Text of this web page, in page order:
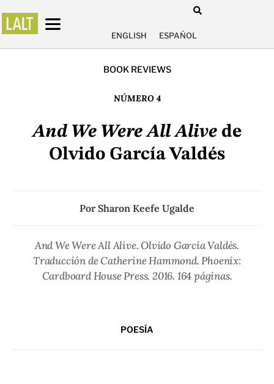
ENGLISH ESPAÑOL
BOOK REVIEWS
NÚMERO 4
And We Were All Alive de
Olvido García Valdés
PorSharon Keefe Ugalde
And We Were All Alive. Olvido García Valdés.
Traducción de Catherine Hammond. Phoenix:
Cardboard House Press. 2016. 164 páginas.
POESÍA